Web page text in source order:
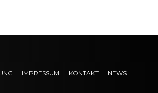
IMPRESSUM KONTAKT NEWS